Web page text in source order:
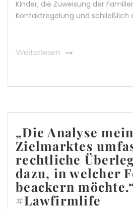
Kinder, die Zuweisung der
Kontaktregelung und schließlich
Weiterlesen
„Die Analyse
Zielmarktes
rechtliche
dazu, in welcher
beackern
#Lawfirmlife